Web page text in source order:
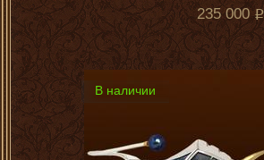
235 000
В наличии